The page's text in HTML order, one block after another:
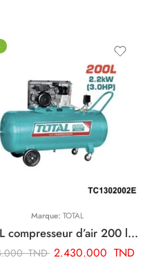
Marque: TOTAL
TOTAL compresseur d’air 200 litre 220v monophase TC1302002E
TND 2.430.000 TND